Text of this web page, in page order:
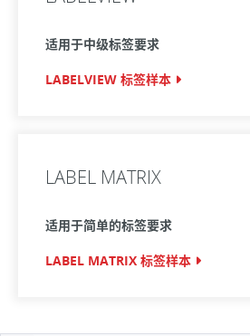
适用于中级标签要求
LABELVIEW 标签样本
LABEL MATRIX
适用于简单的标签要求
LABEL MATRIX 标签样本